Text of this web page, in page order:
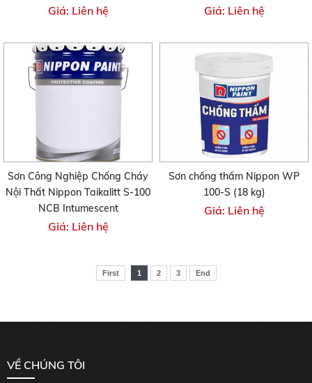
Giá: Liên hệ Giá: Liên hệ
Sơn Công Nghiệp Chống Cháy
Nội Thất Nippon Taikalitt S-100
NCB Intumescent
Giá: Liên hệ
Sơn chống thấm Nippon WP
100-S (18 kg)
Giá: Liên hệ
First 1 2 3 End
VỀ CHÚNG TÔI